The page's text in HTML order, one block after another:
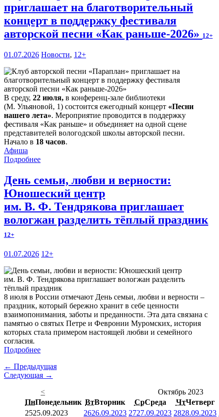
приглашает на благотворительный
концерт в поддержку фестиваля
авторской песни «Как раньше-2026» 12+
01.07.2026 Новости, 12+
В среду, 22 июля, в конференц-зале библиотеки
(М. Ульяновой, 1) состоится ежегодный концерт «Песни
нашего лета». Мероприятие проводится в поддержку
фестиваля «Как раньше» и объединяет на одной сцене
представителей вологодской школы авторской песни.
Начало в 18 часов.
Афиша
Подробнее
День семьи, любви и верности:
Юношеский центр
им. В. Ф. Тендрякова приглашает
вологжан разделить тёплый праздник
12+
01.07.2026 12+
8 июля в России отмечают День семьи, любви и верности –
праздник, который бережно хранит в себе ценности
взаимопонимания, заботы и преданности. Эта дата связана с
памятью о святых Петре и Февронии Муромских, история
которых стала примером настоящей любви и семейного
согласия.
Подробнее
← Предыдущая
Следующая →
<
Октябрь 2023
ПнПонедельник ВтВторник СрСреда ЧтЧетверг
2525.09.2023 2626.09.2023 2727.09.2023 2828.09.2023